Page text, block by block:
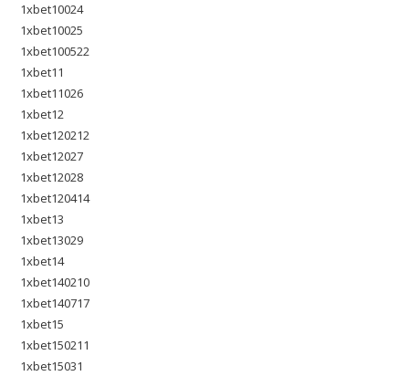
1xbet10024
1xbet10025
1xbet100522
1xbet11
1xbet11026
1xbet12
1xbet120212
1xbet12027
1xbet12028
1xbet120414
1xbet13
1xbet13029
1xbet14
1xbet140210
1xbet140717
1xbet15
1xbet150211
1xbet15031